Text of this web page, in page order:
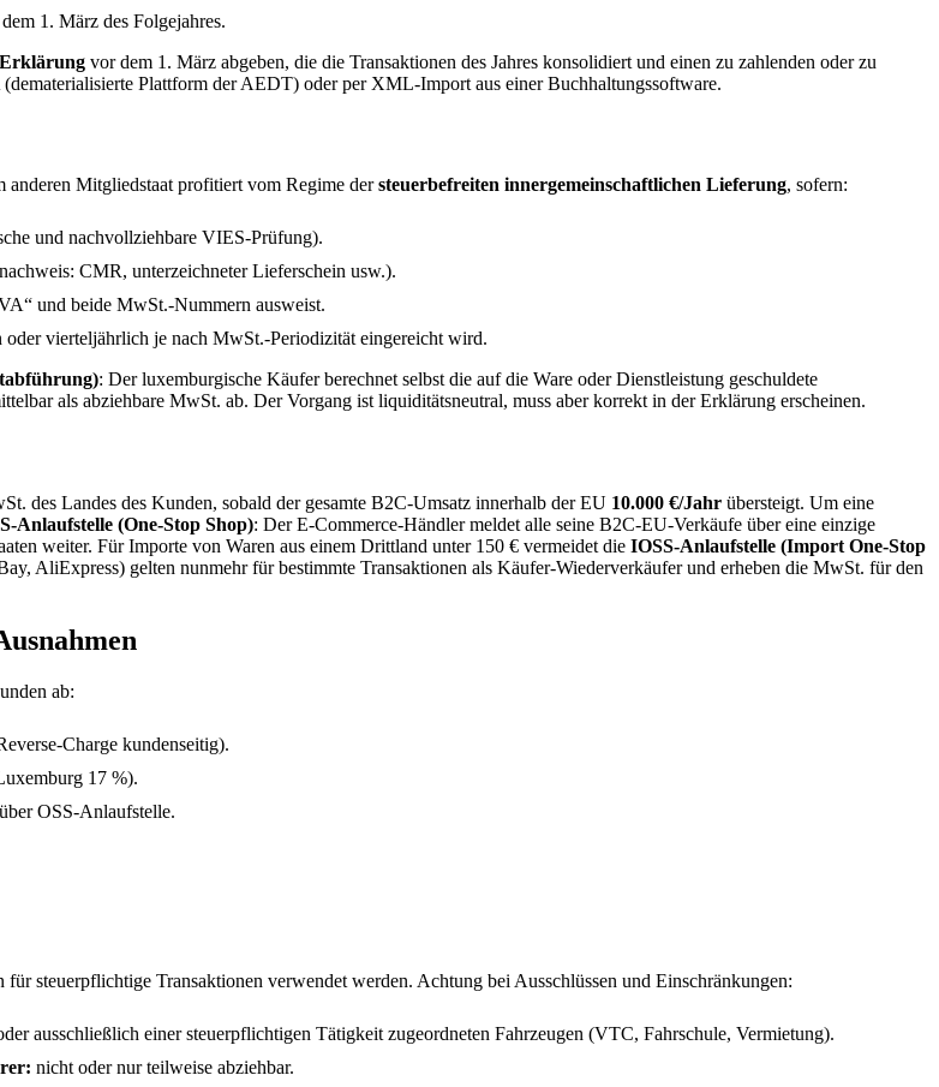
1. März des Folgejahres.
Erklärung vor dem 1. März abgeben, die die Transaktionen des Jahres konsolidiert und einen zu zahlenden oder zu
Plattform der AEDT) oder per XML-Import aus einer Buchhaltungssoftware.
anderen Mitgliedstaat profitiert vom Regime dersteuerbefreiten innergemeinschaftlichen Lieferung, sofern:
und nachvollziehbare VIES-Prüfung).
CMR, unterzeichneter Lieferschein usw.).
und beide MwSt.-Nummern ausweist.
vierteljährlich je nach MwSt.-Periodizität eingereicht wird.
: Der luxemburgische Käufer berechnet selbst die auf die Ware oder Dienstleistung geschuldete
als abziehbare MwSt. ab. Der Vorgang ist liquiditätsneutral, muss aber korrekt in der Erklärung erscheinen.
des Landes des Kunden, sobald der gesamte B2C-Umsatz innerhalb der EU 10.000 €/Jahr übersteigt. Um eine
Anlaufstelle (One-Stop Shop): Der E-Commerce-Händler meldet alle seine B2C-EU-Verkäufe über eine einzige
weiter. Für Importe von Waren aus einem Drittland unter 150 € vermeidet die IOSS-Anlaufstelle (Import One-Stop
AliExpress) gelten nunmehr für bestimmte Transaktionen als Käufer-Wiederverkäufer und erheben die MwSt. für den
ab:
Charge kundenseitig).
17 %).
OSS-Anlaufstelle.
steuerpflichtige Transaktionen verwendet werden. Achtung bei Ausschlüssen und Einschränkungen:
ausschließlich einer steuerpflichtigen Tätigkeit zugeordneten Fahrzeugen (VTC, Fahrschule, Vermietung).
nicht oder nur teilweise abziehbar.